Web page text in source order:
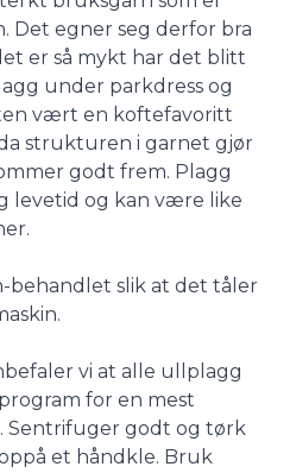
Det egner seg derfor bra
er så mykt har det blitt
under parkdress og
vært en koftefavoritt
strukturen i garnet gjør
godt frem. Plagg
levetid og kan være like
behandlet slik at det tåler
vi at alle ullplagg
for en mest
Sentrifuger godt og tørk
et håndkle. Bruk